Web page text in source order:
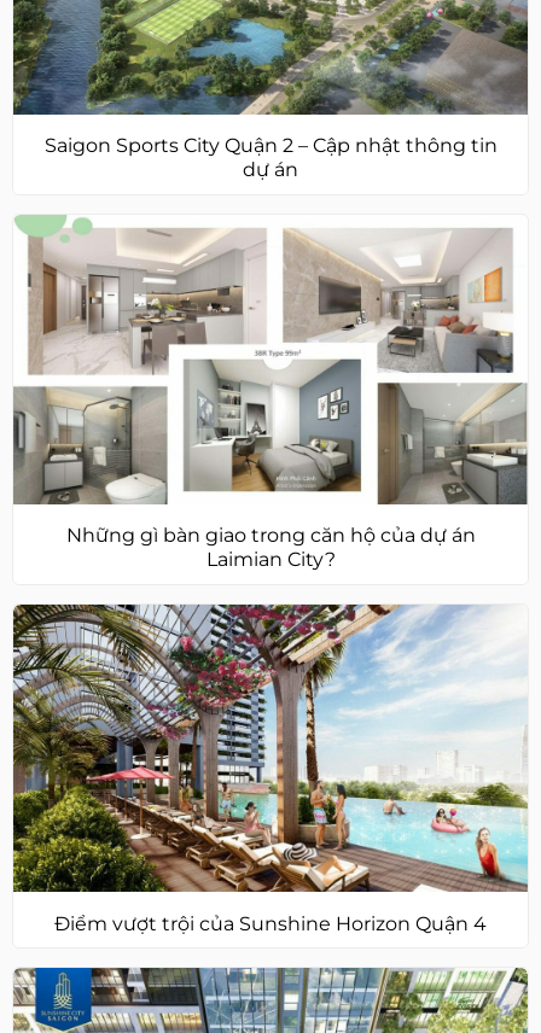
Saigon Sports City Quận 2 – Cập nhật thông tin
dự án
Những gì bàn giao trong căn hộ của dự án
Laimian City?
Điểm vượt trội của Sunshine Horizon Quận 4